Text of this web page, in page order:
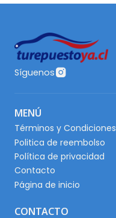
Síguenos
MENÚ
Términos y Condiciones
Politica de reembolso
Política de privacidad
Contacto
Página de inicio
CONTACTO